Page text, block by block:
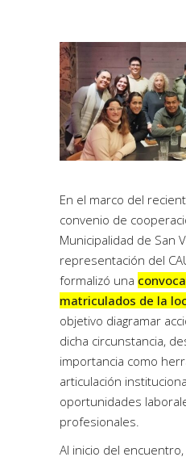
En el marco del
convenio de
Municipalidad de San
representación del
formalizó una
matriculados de la
objetivo diagramar
dicha circunstancia,
importancia como
articulación
oportunidades
profesionales.
Al inicio del